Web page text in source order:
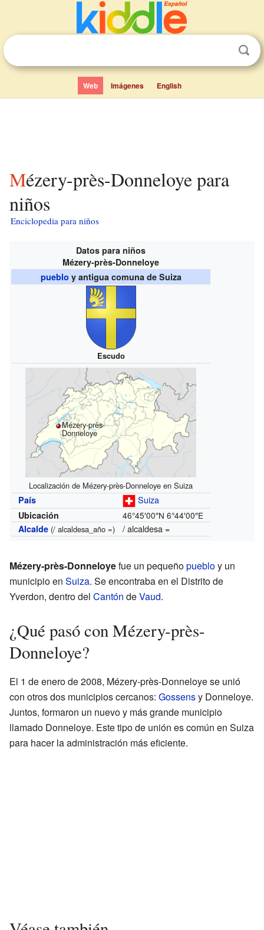
Web Imágenes English
Mézery-près-Donneloye para
niños
Enciclopedia para niños
Datos para niños
Mézery-près-Donneloye
pueblo y antigua comuna de Suiza
Escudo
Mézery-près-
Donneloye
Localización de Mézery-près-Donneloye en Suiza
País Suiza
Ubicación 46°45′00″N 6°44′00″E
Alcalde (/ alcaldesa_año =) / alcaldesa =
Mézery-près-Donneloyefue un pequeñopuebloy un
municipio en Suiza. Se encontraba en el Distrito de
Yverdon, dentro del Cantón deVaud.
¿Qué pasó con Mézery-près-
Donneloye?
El 1 de enero de 2008, Mézery-près-Donneloye se unió
con otros dos municipios cercanos: Gossensy Donneloye.
Juntos, formaron un nuevo y más grande municipio
llamado Donneloye. Este tipo de unión es común en Suiza
para hacer la administración más eficiente.